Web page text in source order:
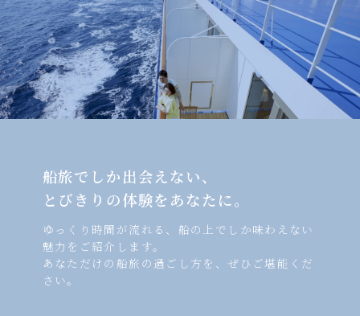
船旅でしか出会えない、
とびきりの体験をあなたに。
ゆっくり時間が流れる、船の上でしか味わえない
魅力をご紹介します。
あなただけの船旅の過ごし方を、ぜひご堪能くだ
さい。